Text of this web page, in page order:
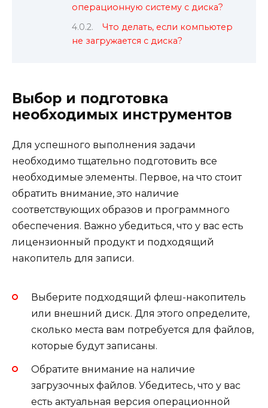
операционную систему с диска?
Что делать, если компьютер
не загружается с диска?
Выбор и подготовка
необходимых инструментов
Для успешного выполнения задачи
необходимо тщательно подготовить все
необходимые элементы. Первое, на что стоит
обратить внимание, это наличие
соответствующих образов и программного
обеспечения. Важно убедиться, что у вас есть
лицензионный продукт и подходящий
накопитель для записи.
Выберите подходящий флеш-накопитель
или внешний диск. Для этого определите,
сколько места вам потребуется для файлов,
которые будут записаны.
Обратите внимание на наличие
загрузочных файлов. Убедитесь, что у вас
есть актуальная версия операционной